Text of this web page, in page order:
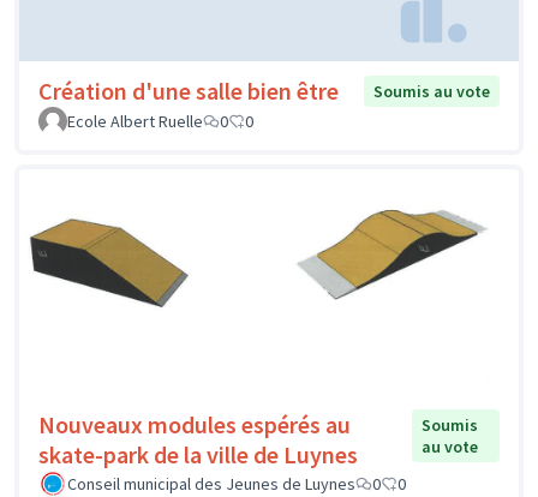
Création d'une salle bien être
Soumis au vote
Ecole Albert Ruelle
0 0
Nouveaux modules espérés au
skate-park de la ville de Luynes
Soumis
au vote
Conseil municipal des Jeunes de Luynes
0 0